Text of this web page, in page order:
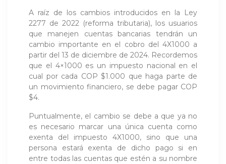
A raíz de los cambios introducidos en la Ley
2277 de 2022 (reforma tributaria), los usuarios
que manejen cuentas bancarias tendrán un
cambio importante en el cobro del 4X1000 a
partir del 13 de diciembre de 2024. Recordemos
que el 4×1000 es un impuesto nacional en el
cual por cada COP $1.000 que haga parte de
un movimiento financiero, se debe pagar COP
$4.
Puntualmente, el cambio se debe a que ya no
es necesario marcar una única cuenta como
exenta del impuesto 4X1000, sino que una
persona estará exenta de dicho pago si en
entre todas las cuentas que estén a su nombre